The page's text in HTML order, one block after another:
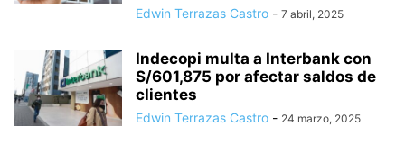
Edwin Terrazas Castro - 7 abril, 2025
Indecopi multa a Interbank con
S/601,875 por afectar saldos de
clientes
Edwin Terrazas Castro - 24 marzo, 2025